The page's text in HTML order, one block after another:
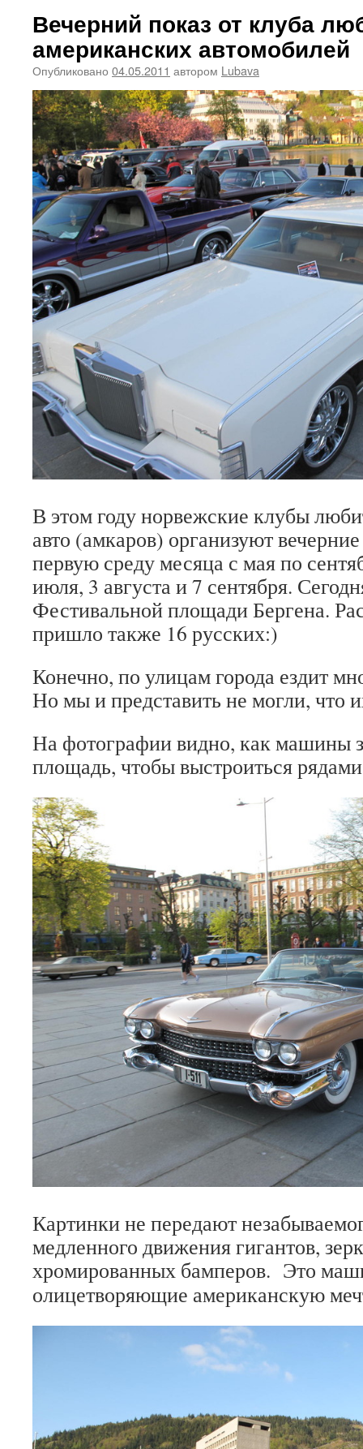
Вечерний показ от клуба
американских автомобилей
Опубликовано 04.05.2011 автором Lubava
В этом году норвежские клубы
авто (амкаров) организуют
первую среду месяца с мая по
июля, 3 августа и 7 сентября.
Фестивальной площади Бергена.
пришло также 16 русских:)
Конечно, по улицам города ездит
Но мы и представить не могли, что
На фотографии видно, как машины
площадь, чтобы выстроиться
Картинки не передают
медленного движения гигантов,
хромированных бамперов. Это
олицетворяющие американскую